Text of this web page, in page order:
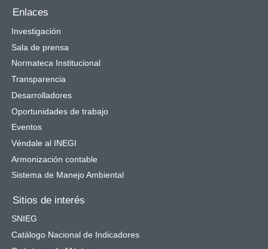
Enlaces
Investigación
Sala de prensa
Normateca Institucional
Transparencia
Desarrolladores
Oportunidades de trabajo
Eventos
Véndale al INEGI
Armonización contable
Sistema de Manejo Ambiental
Sitios de interés
SNIEG
Catálogo Nacional de Indicadores